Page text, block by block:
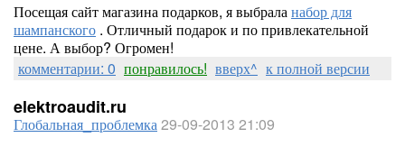
Посещая сайт магазина подарков, я выбраланабор для
шампанского . Отличный подарок и по привлекательной
цене. А выбор? Огромен!
комментарии: 0 понравилось! вверх^ к полной версии
elektroaudit.ru
Глобальная_проблемка29-09-2013 21:09